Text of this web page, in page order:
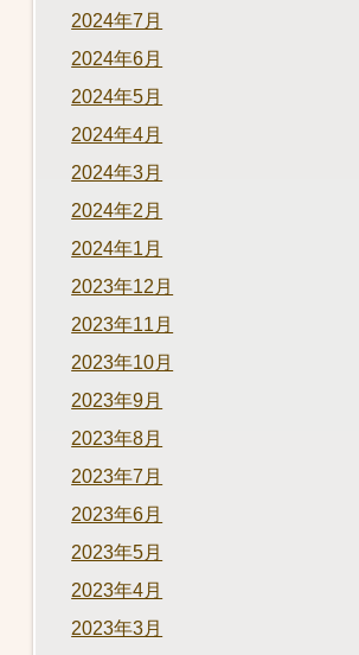
2024年7月
2024年6月
2024年5月
2024年4月
2024年3月
2024年2月
2024年1月
2023年12月
2023年11月
2023年10月
2023年9月
2023年8月
2023年7月
2023年6月
2023年5月
2023年4月
2023年3月